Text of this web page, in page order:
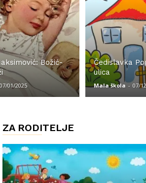
Božić-
07/01/2025
Čedislavka
ulica
Mala škola - 07/
ZA RODITELJE